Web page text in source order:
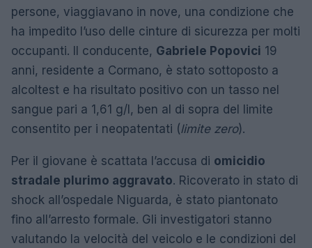
persone, viaggiavano in nove, una condizione che
ha impedito l’uso delle cinture di sicurezza per molti
occupanti. Il conducente, Gabriele Popovici 19
anni, residente a Cormano, è stato sottoposto a
alcoltest e ha risultato positivo con un tasso nel
sangue pari a 1,61 g/l, ben al di sopra del limite
consentito per i neopatentati (limite zero).
Per il giovane è scattata l’accusa di omicidio
stradale plurimo aggravato. Ricoverato in stato di
shock all’ospedale Niguarda, è stato piantonato
fino all’arresto formale. Gli investigatori stanno
valutando la velocità del veicolo e le condizioni del